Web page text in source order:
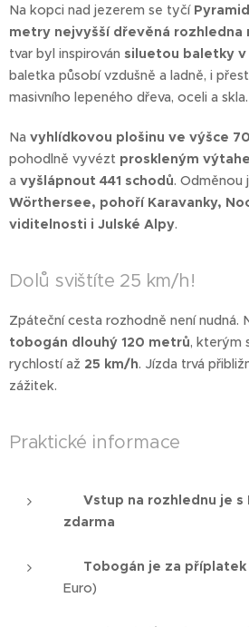
Na kopci nad jezerem se tyčí
metry nejvyšší dřevěná rozhledna
tvar byl inspirován siluetou baletky v
baletka působí vzdušně a ladně, i
masivního lepeného dřeva, oceli a skla.
Na vyhlídkovou plošinu ve výšce
pohodlně vyvézt proskleným
a vyšlápnout 441 schodů. Odměnou
Wörthersee, pohoří Karavanky,
viditelnosti i Julské Alpy. 💙⛰️
Dolů svištíte 25 km/h!
Zpáteční cesta rozhodně není nudná.
tobogán dlouhý 120 metrů, kterým
rychlostí až 25 km/h. Jízda trvá
zážitek.
Praktické informace
Vstup na rozhlednu je
zdarma
Tobogán je za příplatek
Euro)